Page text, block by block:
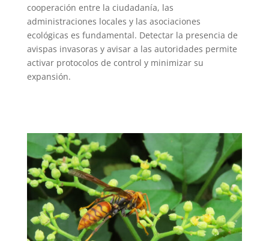
cooperación entre la ciudadanía, las
administraciones locales y las asociaciones
ecológicas es fundamental. Detectar la presencia de
avispas invasoras y avisar a las autoridades permite
activar protocolos de control y minimizar su
expansión.